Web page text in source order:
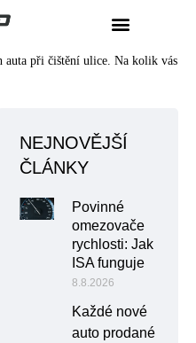
auta při čištění ulice. Na kolik vás
NEJNOVĚJŠÍ
ČLÁNKY
Povinné
omezovače
rychlosti: Jak
ISA funguje
8.8.2026
Každé nové
auto prodané